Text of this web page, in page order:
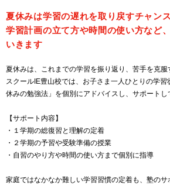
夏休みは学習の遅れを取り戻すチャンス
学習計画の立て方や時間の使い方など
いきます
夏休みは、これまでの学習を振り返り、苦手を克服
スクールIE豊山校では、お子さま一人ひとりの学
休みの勉強法」を個別にアドバイスし、サポートし
【サポート内容】
・１学期の総復習と理解の定着
・２学期の予習や受験準備の授業
・自習のやり方や時間の使い方まで個別に指導
家庭ではなかなか難しい学習習慣の定着も、塾のサ